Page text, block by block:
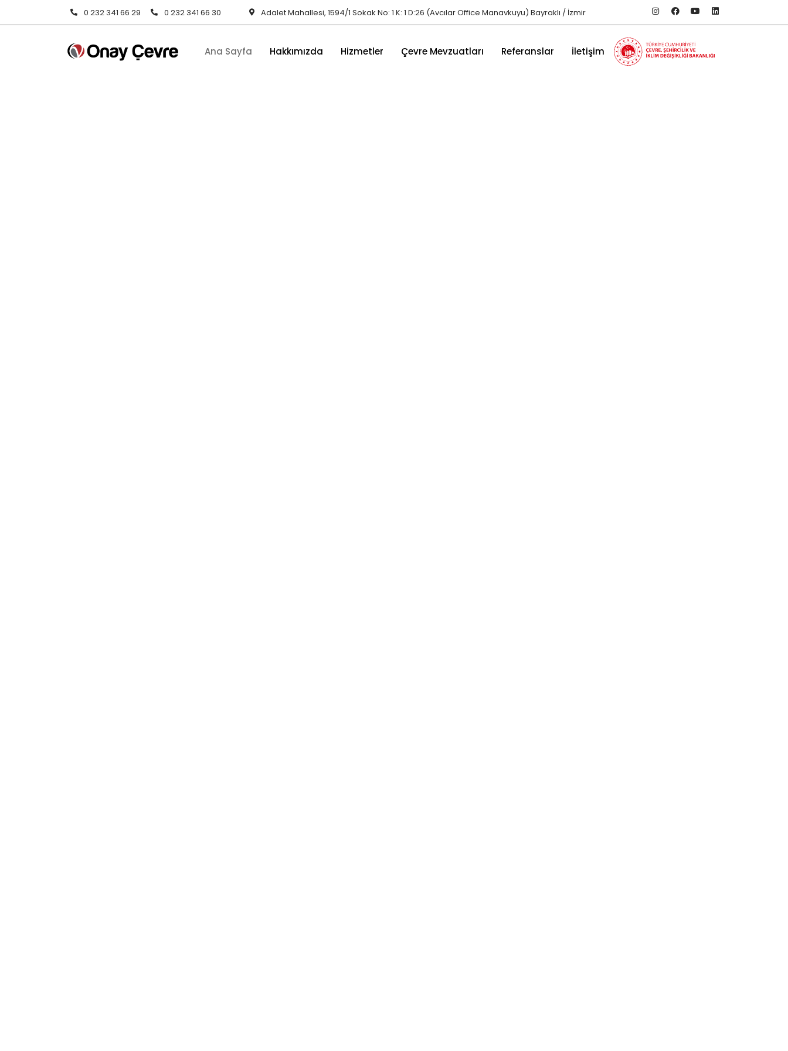
0 232 341 66 29 0 232 341 66 30 Adalet Mahallesi, 1594/1 Sokak No: 1 K: 1 D:26 (Avcılar Office Manavkuyu) Bayraklı / İzmir
Ana Sayfa Hakkımızda Hizmetler Çevre Mevzuatları Referanslar İletişim